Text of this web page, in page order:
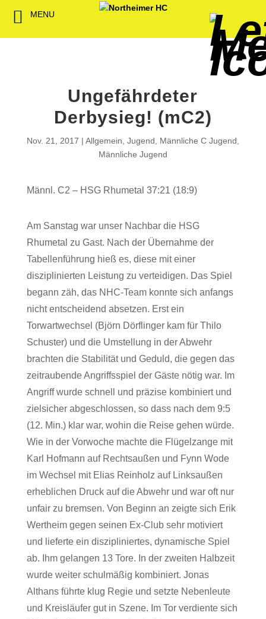
Ungefährdeter
Derbysieg! (mC2)
Nov. 21, 2017 Allgemein Jugend Männliche C Jugend
Männliche Jugend
Männl. C2 – HSG Rhumetal 37:21 (18:9)
Am Sanstag war unser Nachbar die HSG
Rhumetal zu Gast. Nach der Übernahme der
Tabellenführung hieß es, diese mit einer
disziplinierten Leistung zu verteidigen. Das Spiel
begann zäh, das NHC-Team konnte sich anfangs
nicht entscheidend absetzen. Erst ein
Torwartwechsel (Björn Dörflinger kam für Thilo
Schuster) und die Umstellung in der Abwehr
brachten die Stabilität und Geduld, die gegen das
zeitraubende Angriffsspiel der Gäste nötig war. Im
Angriff wurde schnell und präzise kombiniert und
zielsicher abgeschlossen, so dass nach dem 9:5
(12. Min.) klar war, wohin die Reise gehen würde.
Wie in der Vorwoche machte die Flügelzange mit
Karl Hofmann auf Rechtsaußen und Fynn Wode
im Wechsel mit Elias Reinholz auf Linksaußen
erheblichen Druck auf die Abwehr und war oft nur
unfair zu bremsen. Von Beginn an zeigte sich Erik
Wertheim gegen seinen Ex-Club sehr motiviert
und lieferte ein diszipliniertes, dynamische Spiel
ab. Ihm gelangen 13 Tore. In der zweiten Halbzeit
wurde weiter schulmäßig kombiniert. Jonas
Althans führte klug Regie und setzte Nebenleute
und Kreisläufer gut in Szene. Im Tor verdiente sich
MENU
Back Back
1. Herren
2. Herren
Back
Weibliche
Spielbetrieb
Back
NHC
Back
Spieltagssponsoren
Back
Back Back
Vorstand
Satzung
FWD
Back
Back
Download
Kooperationen
Termine
Back